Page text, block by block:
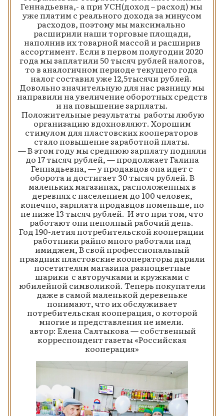
Геннадьевна,- а при УСН(доход – расход) мы
уже платим с реального дохода за минусом
расходов, поэтому мы максимально
расширили наши торговые площади,
наполнив их товарной массой и расширив
ассортимент. Если в первом полугодии 2020
года мы заплатили 50 тысяч рублей налогов,
то в аналогичном периоде текущего года
налог составил уже 12,5тысячи рублей.
Довольно значительную для нас разницу мы
направили на увеличение оборотных средств
и на повышение зарплаты.
Положительные результаты работы любую
организацию вдохновляют. Хорошим
стимулом для пластовских кооператоров
стало повышение заработной платы.
— В этом году мы среднюю зарплату подняли
до 17 тысяч рублей, — продолжает Галина
Геннадьевна, — у продавцов она идет с
оборота и достигает 30 тысяч рублей. В
маленьких магазинах, расположенных в
деревнях с населением до 100 человек,
конечно, зарплата продавцов поменьше, но
не ниже 13 тысяч рублей. И это при том, что
работают они неполный рабочий день.
Год 190-летия потребительской кооперации
работники райпо много работали над
имиджем, В свой профессиональный
праздник пластовские кооператоры дарили
посетителям магазина разноцветные
шарики с авторучками и кружками с
юбилейной символикой. Теперь покупатели
даже в самой маленькой деревеньке
понимают, что их обслуживает
потребительская кооперация, о которой
многие и представления не имели.
автор: Елена Салтыкова — собственный
корреспондент газеты «Российская
кооперация»